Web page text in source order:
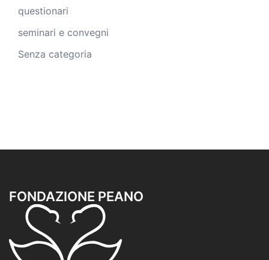
questionari
seminari e convegni
Senza categoria
FONDAZIONE PEANO